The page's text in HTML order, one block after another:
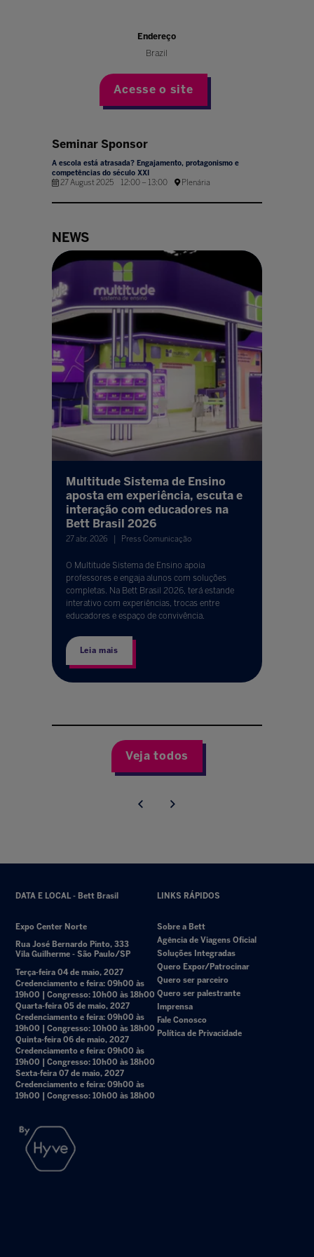
Endereço
Brazil
Acesse o site
Seminar Sponsor
A escola está atrasada? Engajamento, protagonismo e
competências do século XXI
27 August 2025 12:00 – 13:00 Plenária
NEWS
Multitude Sistema de Ensino
aposta em experiência, escuta e
interação com educadores na
Bett Brasil 2026
27 abr. 2026 Press Comunicação
O Multitude Sistema de Ensino apoia
professores e engaja alunos com soluções
completas. Na Bett Brasil 2026, terá estande
interativo com experiências, trocas entre
educadores e espaço de convivência.
Leia mais
Veja todos
DATA E LOCAL - Bett Brasil
Expo Center Norte
Rua José Bernardo Pinto, 333
Vila Guilherme - São Paulo/SP
Terça-feira 04 de maio, 2027
Credenciamento e feira: 09h00 às
19h00 | Congresso: 10h00 às 18h00
Quarta-feira 05 de maio, 2027
Credenciamento e feira: 09h00 às
19h00 | Congresso: 10h00 às 18h00
Quinta-feira 06 de maio, 2027
Credenciamento e feira: 09h00 às
19h00 | Congresso: 10h00 às 18h00
Sexta-feira 07 de maio, 2027
Credenciamento e feira: 09h00 às
19h00 | Congresso: 10h00 às 18h00
LINKS RÁPIDOS
Sobre a Bett
Agência de Viagens Oficial
Soluções Integradas
Quero Expor/Patrocinar
Quero ser parceiro
Quero ser palestrante
Imprensa
Fale Conosco
Política de Privacidade